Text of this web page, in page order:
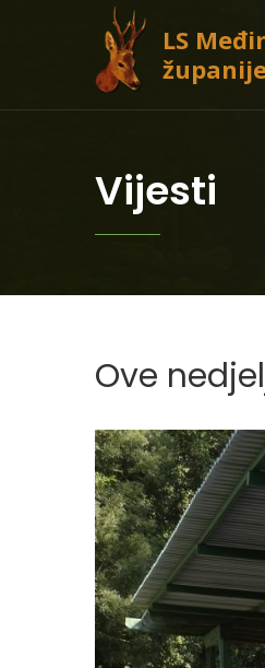
LS
Vijesti
Ove